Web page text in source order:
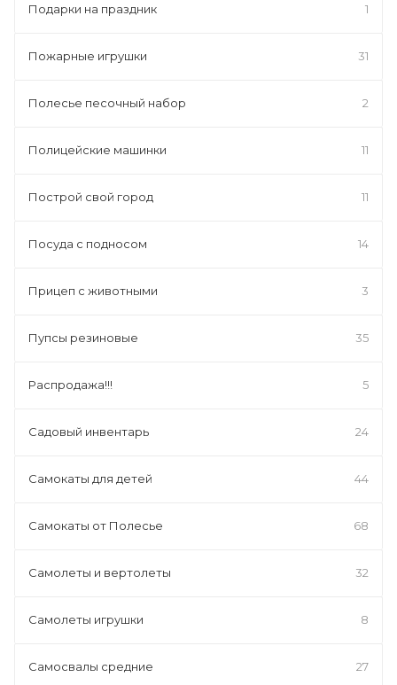
Подарки на праздник 1
Пожарные игрушки 31
Полесье песочный набор 2
Полицейские машинки 11
Построй свой город 11
Посуда с подносом 14
Прицеп с животными 3
Пупсы резиновые 35
Распродажа!!! 5
Садовый инвентарь 24
Самокаты для детей 44
Самокаты от Полесье 68
Самолеты и вертолеты 32
Самолеты игрушки 8
Самосвалы средние 27